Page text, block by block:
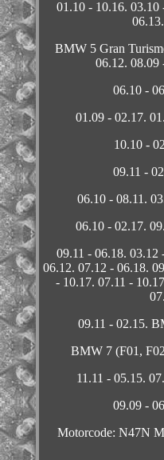
01.10 - 10.16. 03.10
BMW 5 Gran
06.12. 08.09
06.10 -
01.09 - 02.17.
10.10 -
09.11 -
06.10 - 08.11.
06.10 - 02.17.
09.11 - 06.18. 03.12
06.12. 07.12 - 06.18.
- 10.17. 07.11 -
09.11 - 02.15.
BMW 7 (F01,
11.11 - 05.15.
09.09 -
Motorcode: N47N